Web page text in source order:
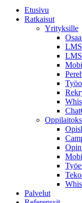
Close
Menu
Etusivu
Ratkaisut
Yrityksille
Palvelut